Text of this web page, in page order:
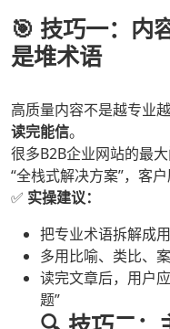
🎯 技巧一：内
是堆术语
高质量内容不是越专业
读完能信。
很多B2B企业网站的最大
“全栈式解决方案”，客户
✅ 实操建议：
把专业术语拆解成
多用比喻、类比、
读完文章后，用户
题”